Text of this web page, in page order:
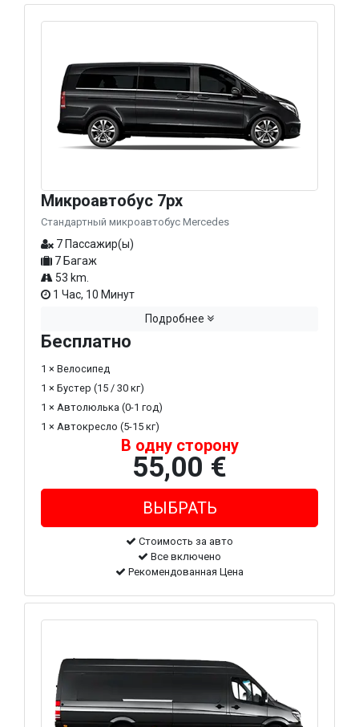
Микроавтобус 7px
Стандартный микроавтобус Mercedes
7 Пассажир(ы)
7 Багаж
53 km.
1 Час, 10 Минут
Подробнее
Бесплатно
1 × Велосипед
1 × Бустер (15 / 30 кг)
1 × Автолюлька (0-1 год)
1 × Автокресло (5-15 кг)
В одну сторону
55,00 €
Стоимость за авто
Все включено
Рекомендованная Цена